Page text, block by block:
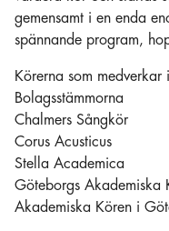
gemensamt i en enda
spännande program,
Körerna som
Bolagsstämmorna
Chalmers Sångkör
Corus Acusticus
Stella Academica
Göteborgs Akademiska
Akademiska Kören i